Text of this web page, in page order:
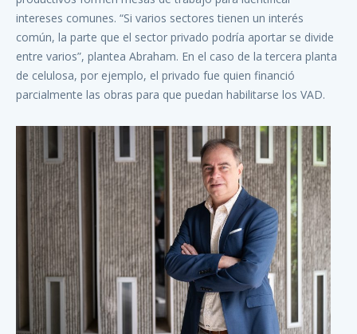
intereses comunes. “Si varios sectores tienen un interés
común, la parte que el sector privado podría aportar se divide
entre varios”, plantea Abraham. En el caso de la tercera planta
de celulosa, por ejemplo, el privado fue quien financió
parcialmente las obras para que puedan habilitarse los VAD.